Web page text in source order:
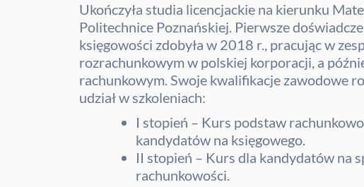
Ukończyła studia licencjackie na kierunku
Politechnice Poznańskiej. Pierwsze
księgowości zdobyła w 2018 r., pracując w
rozrachunkowym w polskiej korporacji, a
rachunkowym. Swoje kwalifikacje zawodowe
udział w szkoleniach:
I stopień – Kurs podstaw
kandydatów na księgowego.
II stopień – Kurs dla kandydatów na
rachunkowości.